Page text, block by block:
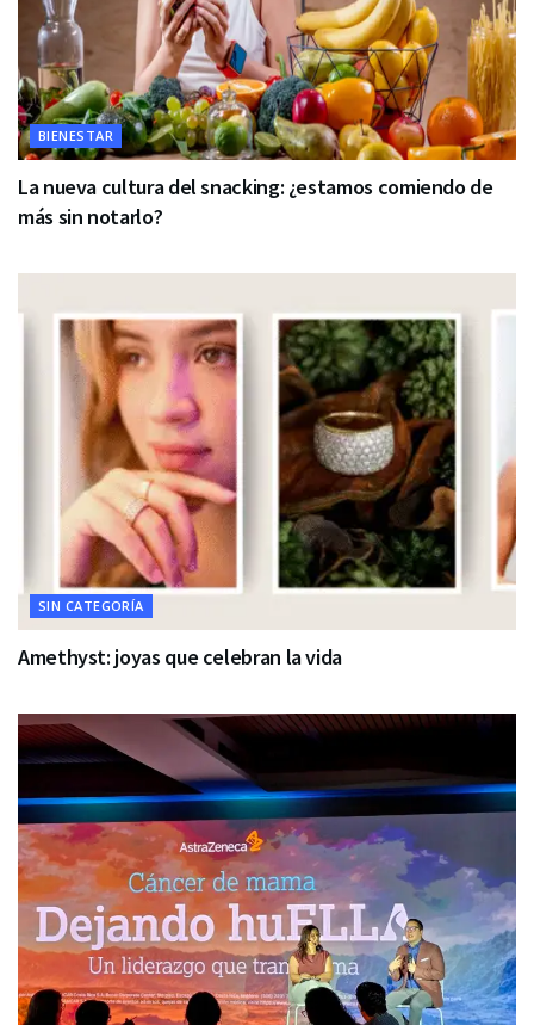
BIENESTAR
La nueva cultura del snacking: ¿estamos comiendo de
más sin notarlo?
SIN CATEGORÍA
Amethyst: joyas que celebran la vida